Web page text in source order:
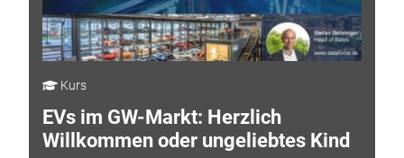
Kurs
EVs im GW-Markt: Herzlich
Willkommen oder ungeliebtes Kind